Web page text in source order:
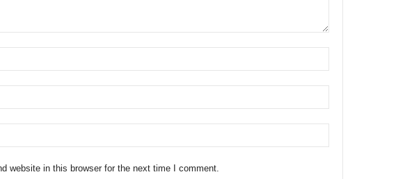
website in this browser for the next time I comment.